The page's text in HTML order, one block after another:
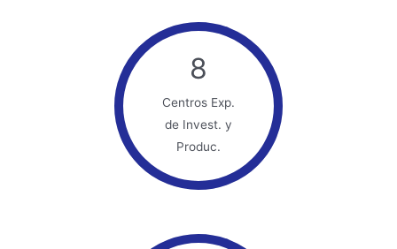
8
Centros Exp.
de Invest. y
Produc.